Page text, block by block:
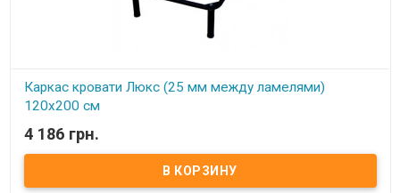
Каркас кровати Люкс (25 мм между ламелями)
120х200 см
В наличии
Каркас кровати Усиленный (25 мм между ламелями) 120х200 см ​
Размер: 120х200 см Материал ламели: бук Материал втулки:
пластик. Тип каркаса: двуспальный Ламель: количество - 21(22)
4 186 грн.